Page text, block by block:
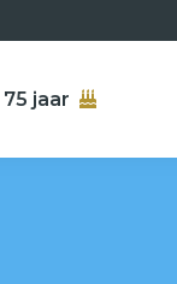
75 jaar